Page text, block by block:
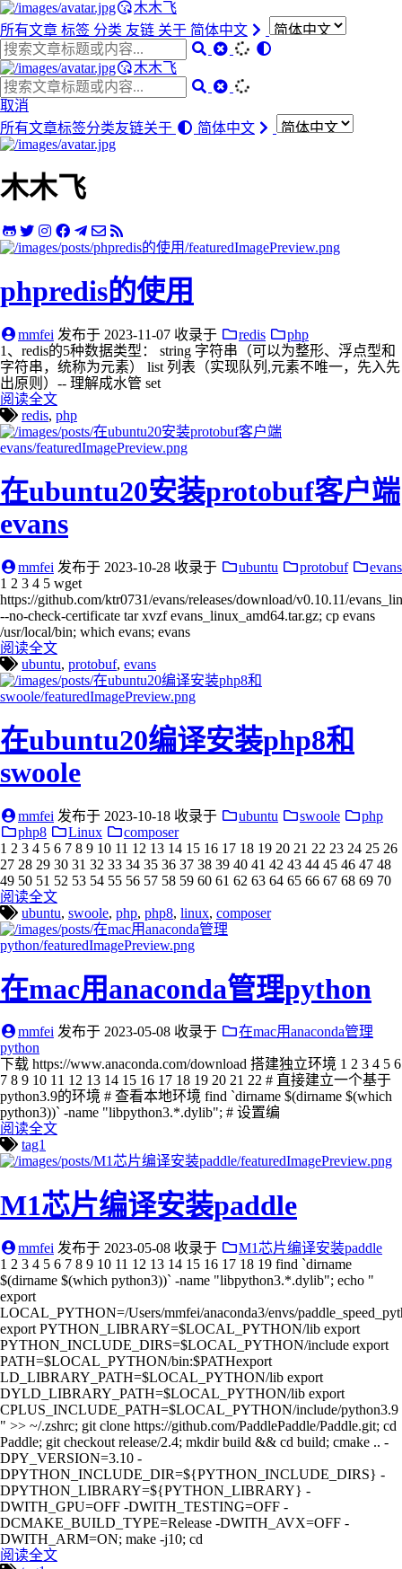
木木飞
所有文章 标签 分类 友链 关于 简体中文
木木飞
取消
所有文章标签分类友链关于 简体中文
木木飞
phpredis的使用
mmfei 发布于 2023-11-07 收录于 redis
php
1、redis的5种数据类型： string 字符串（可以为整形、浮点型和
字符串，统称为元素） list 列表（实现队列,元素不唯一，先入先
出原则）-- 理解成水管 set
阅读全文
redis, php
在ubuntu20安装protobuf客户端
evans
mmfei 发布于 2023-10-28 收录于 ubuntu protobuf
evans
1 2 3 4 5 wget
https://github.com/ktr0731/evans/releases/download/v0.10.11/
--no-check-certificate tar xvzf evans_linux_amd64.tar.gz; cp evans
/usr/local/bin; which evans; evans
阅读全文
ubuntu, protobuf, evans
在ubuntu20编译安装php8和
swoole
mmfei 发布于 2023-10-18 收录于 ubuntu swoole
php
php8
Linux
composer
1 2 3 4 5 6 7 8 9 10 11 12 13 14 15 16 17 18 19 20 21 22 23 24 25 26
27 28 29 30 31 32 33 34 35 36 37 38 39 40 41 42 43 44 45 46 47 48
49 50 51 52 53 54 55 56 57 58 59 60 61 62 63 64 65 66 67 68 69 70
阅读全文
ubuntu, swoole, php, php8, linux, composer
在mac用anaconda管理python
mmfei 发布于 2023-05-08 收录于
在mac用anaconda管理
python
下载 https://www.anaconda.com/download 搭建独立环境 1 2 3 4 5 6
7 8 9 10 11 12 13 14 15 16 17 18 19 20 21 22 # 直接建立一个基于
python3.9的环境 # 查看本地环境 find `dirname $(dirname $(which
python3))` -name "libpython3.*.dylib"; # 设置编
阅读全文
tag1
M1芯片编译安装paddle
mmfei 发布于 2023-05-08 收录于
M1芯片编译安装paddle
1 2 3 4 5 6 7 8 9 10 11 12 13 14 15 16 17 18 19 find `dirname
$(dirname $(which python3))` -name "libpython3.*.dylib"; echo "
export
LOCAL_PYTHON=/Users/mmfei/anaconda3/envs/
export PYTHON_LIBRARY=$LOCAL_PYTHON/lib export
PYTHON_INCLUDE_DIRS=$LOCAL_PYTHON/include export
PATH=$LOCAL_PYTHON/bin:$PATHexport
LD_LIBRARY_PATH=$LOCAL_PYTHON/lib export
DYLD_LIBRARY_PATH=$LOCAL_PYTHON/lib export
CPLUS_INCLUDE_PATH=$LOCAL_PYTHON/include/python3.9
" >> ~/.zshrc; git clone https://github.com/PaddlePaddle/Paddle.git; cd
Paddle; git checkout release/2.4; mkdir build && cd build; cmake .. -
DPY_VERSION=3.10 -
DPYTHON_INCLUDE_DIR=${PYTHON_INCLUDE_DIRS} -
DPYTHON_LIBRARY=${PYTHON_LIBRARY} -
DWITH_GPU=OFF -DWITH_TESTING=OFF -
DCMAKE_BUILD_TYPE=Release -DWITH_AVX=OFF -
DWITH_ARM=ON; make -j10; cd
阅读全文